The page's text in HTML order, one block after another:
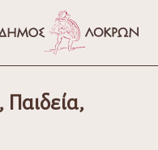
Παιδεία,